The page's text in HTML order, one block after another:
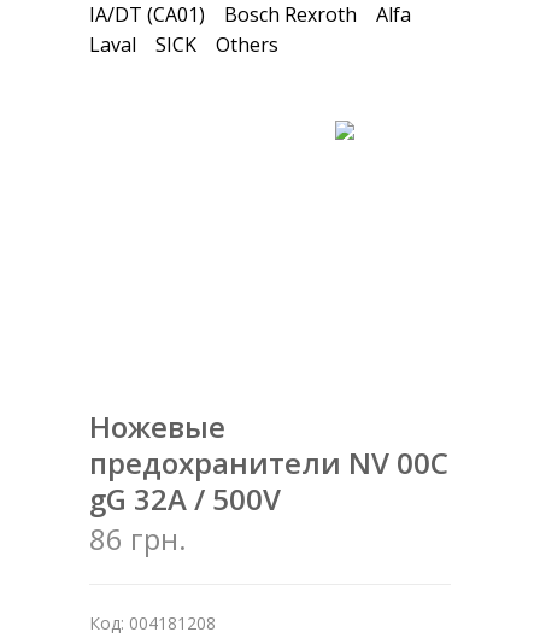
IA/DT (CA01)
Bosch Rexroth
Alfa
Laval
SICK Others
Ножевые
предохранители NV 00C
gG 32A / 500V
86 грн.
Код: 004181208